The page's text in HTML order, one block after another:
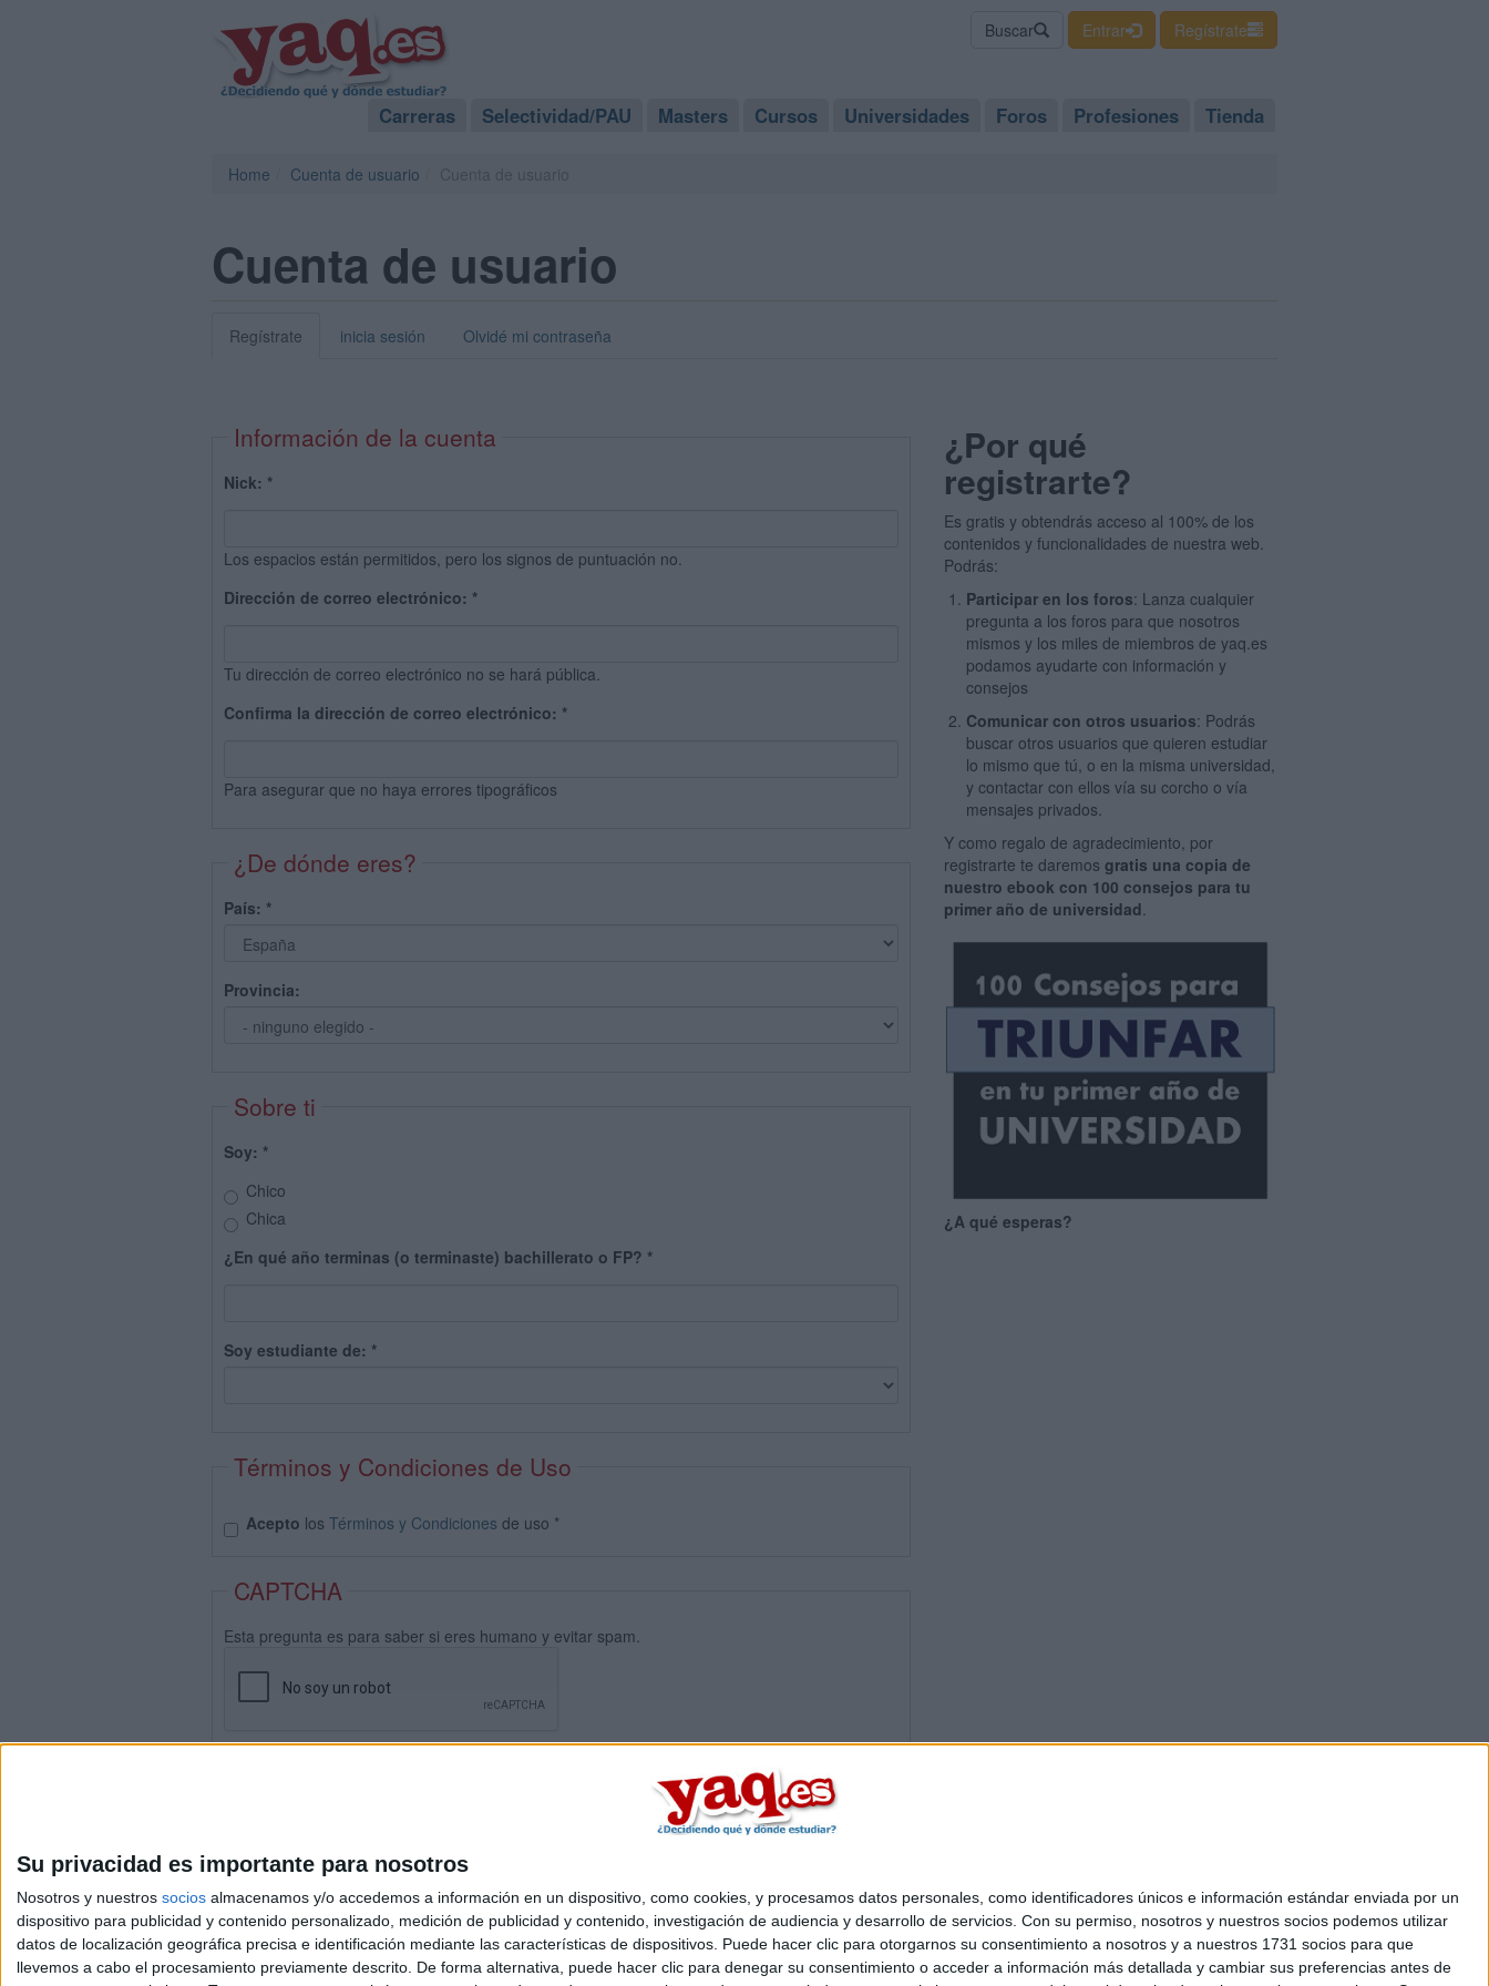
Su privacidad es importante para nosotros
Nosotros y nuestros socios almacenamos y/o accedemos a información en un dispositivo, como cookies, y procesamos datos personales, como identificadores únicos e información estándar enviada por un
dispositivo para publicidad y contenido personalizado, medición de publicidad y contenido, investigación de audiencia y desarrollo de servicios. Con su permiso, nosotros y nuestros socios podemos utilizar
datos de localización geográfica precisa e identificación mediante las características de dispositivos. Puede hacer clic para otorgarnos su consentimiento a nosotros y a nuestros 1731 socios para que
llevemos a cabo el procesamiento previamente descrito. De forma alternativa, puede hacer clic para denegar su consentimiento o acceder a información más detallada y cambiar sus preferencias antes de
Buscar Entrar Regístrate
Carreras Selectividad/PAU Masters Cursos Universidades Foros Profesiones Tienda
Home Cuenta de usuario
Cuenta de usuario
Regístrate inicia sesión Olvidé mi contraseña
Información de la cuenta
Nick: *
Los espacios están permitidos, pero los signos de puntuación no.
Dirección de correo electrónico: *
Tu dirección de correo electrónico no se hará pública.
Confirma la dirección de correo electrónico: *
Para asegurar que no haya errores tipográficos
¿De dónde eres?
País: *
Provincia:
Sobre ti
Soy: *
Chico
Chica
¿En qué año terminas (o terminaste) bachillerato o FP? *
Soy estudiante de: *
Términos y Condiciones de Uso
Acepto los Términos y Condiciones de uso *
CAPTCHA
Esta pregunta es para saber si eres humano y evitar spam.
¿Por qué
registrarte?
Es gratis y obtendrás acceso al 100% de los
contenidos y funcionalidades de nuestra web.
Podrás:
Participar en los foros: Lanza cualquier
pregunta a los foros para que nosotros
mismos y los miles de miembros de yaq.es
podamos ayudarte con información y
consejos
Comunicar con otros usuarios: Podrás
buscar otros usuarios que quieren estudiar
lo mismo que tú, o en la misma universidad,
y contactar con ellos vía su corcho o vía
mensajes privados.
Y como regalo de agradecimiento, por
registrarte te daremosgratis una copia de
nuestro ebook con 100 consejos para tu
primer año de universidad.
¿A qué esperas?
Quiénes somos |Contactar| Anúnciate
Aviso legal|Politica de privacidad|Condiciones generales|Política de cookies